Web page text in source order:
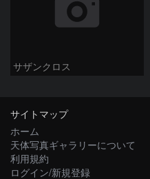
サザンクロス
サイトマップ
ホーム
天体写真ギャラリーについて
利用規約
ログイン/新規登録